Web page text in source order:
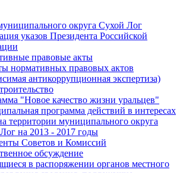
округа Сухой Лог
указов Президента Российской
правовые акты
нормативных правовых актов
антикоррупционная экспертиза)
"Новое качество жизни уральцев"
программа действий в интересах
территории муниципального округа
на 2013 - 2017 годы
Советов и Комиссий
обсуждение
в распоряжении органов местного